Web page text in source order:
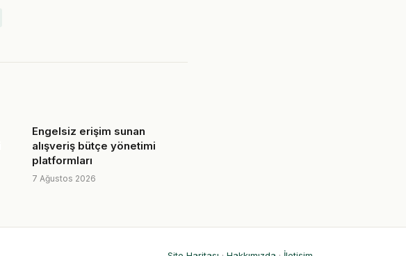
Engelsiz erişim sunan
alışveriş bütçe yönetimi
platformları
7 Ağustos 2026